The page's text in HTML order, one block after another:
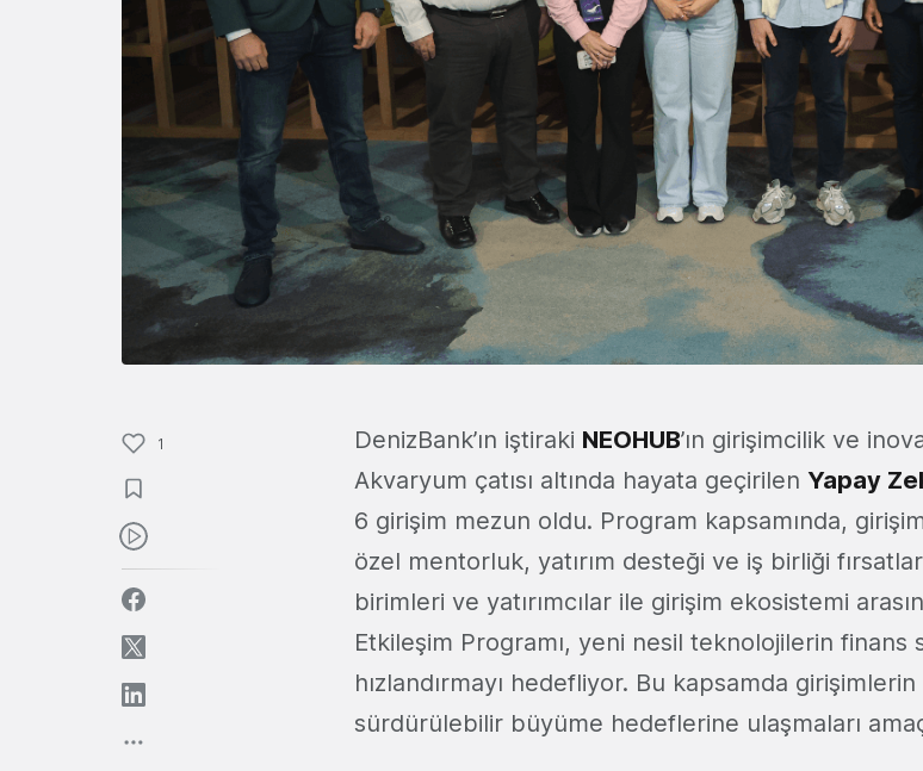
1 DenizBank’ın iştiraki NEOHUB’ın girişimcilik ve
Akvaryum çatısı altında hayata geçirilen Yapay
6 girişim mezun oldu. Program kapsamında,
özel mentorluk, yatırım desteği ve iş birliği
birimleri ve yatırımcılar ile girişim ekosistemi
Etkileşim Programı, yeni nesil teknolojilerin
hızlandırmayı hedefliyor. Bu kapsamda
sürdürülebilir büyüme hedeflerine ulaşmaları